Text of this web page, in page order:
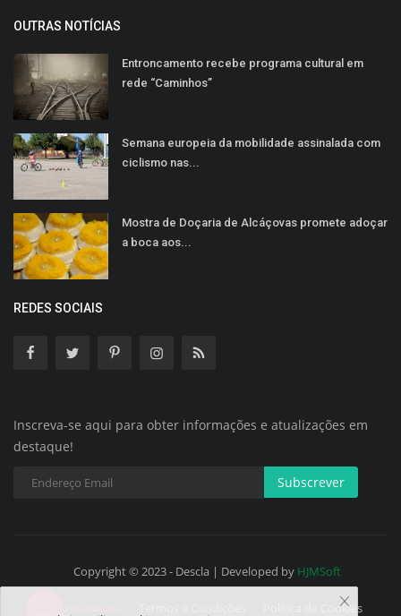
OUTRAS NOTÍCIAS
Entroncamento recebe programa cultural em
rede “Caminhos”
Semana europeia da mobilidade assinalada com
ciclismo nas...
Mostra de Doçaria de Alcáçovas promete adoçar
a boca aos...
REDES SOCIAIS
Inscreva-se aqui para obter informações e atualizações em
destaque!
Subscrever
Copyright © 2023 - Descla | Developed by HJMSoft
Política de Cookies